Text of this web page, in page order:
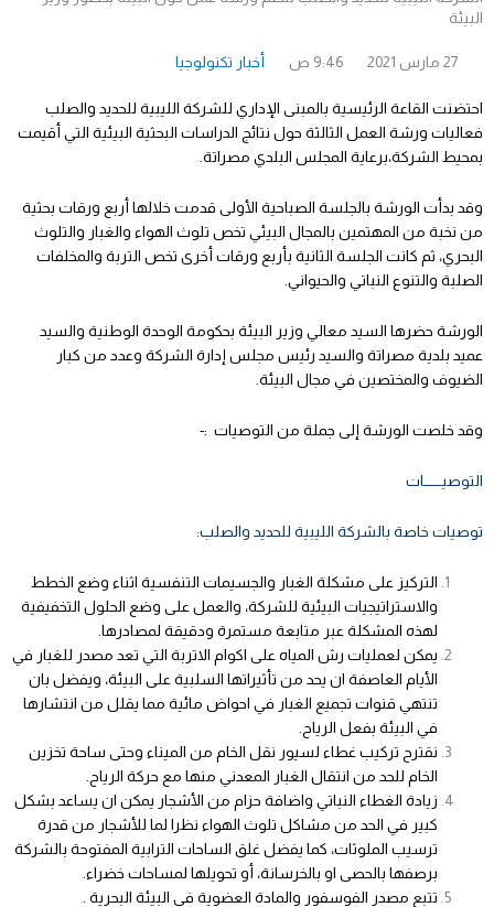
البيئة
27 مارس 2021 9:46 ص أخبار تكنولوجيا
احتضنت القاعة الرئيسية بالمبنى الإداري للشركة الليبية للحديد والصلب
فعاليات ورشة العمل الثالثة حول نتائج الدراسات البحثية البيئية التي أقيمت
بمحيط الشركة،برعاية المجلس البلدي مصراتة.
وقد بدأت الورشة بالجلسة الصباحية الأولى قدمت خلالها أربع ورقات بحثية
من نخبة من المهتمين بالمجال البيئي تخص تلوث الهواء والغبار والتلوث
البحري، ثم كانت الجلسة الثانية بأربع ورقات أخرى تخص التربة والمخلفات
الصلبة والتنوع النباتي والحيواني.
الورشة حضرها السيد معالي وزير البيئة بحكومة الوحدة الوطنية والسيد
عميد بلدية مصراتة والسيد رئيس مجلس إدارة الشركة وعدد من كبار
الضيوف والمختصين في مجال البيئة.
وقد خلصت الورشة إلى جملة من التوصيات :-
التوصيــــــــات
توصيات خاصة بالشركة الليبية للحديد والصلب:
التركيز على مشكلة الغبار والجسيمات التنفسية اثناء وضع الخطط
والاستراتيجيات البيئية للشركة، والعمل على وضع الحلول التخفيفية
لهذه المشكلة عبر متابعة مستمرة ودقيقة لمصادرها.
يمكن لعمليات رش المياه على اكوام الاتربة التي تعد مصدر للغبار في
الأيام العاصفة ان يحد من تأثيراتها السلبية على البيئة، ويفضل بان
تنتهي قنوات تجميع الغبار في احواض مائية مما يقلل من انتشارها
في البيئة بفعل الرياح.
نقترح تركيب غطاء لسيور نقل الخام من الميناء وحتى ساحة تخزين
الخام للحد من انتقال الغبار المعدني منها مع حركة الرياح.
زيادة الغطاء النباتي واضافة حزام من الأشجار يمكن ان يساعد بشكل
كبير في الحد من مشاكل تلوث الهواء نظرا لما للأشجار من قدرة
ترسيب الملوثات، كما يفضل غلق الساحات الترابية المفتوحة بالشركة
برصفها بالحصى او بالخرسانة، أو تحويلها لمساحات خضراء.
تتبع مصدر الفوسفور والمادة العضوية في البيئة البحرية .